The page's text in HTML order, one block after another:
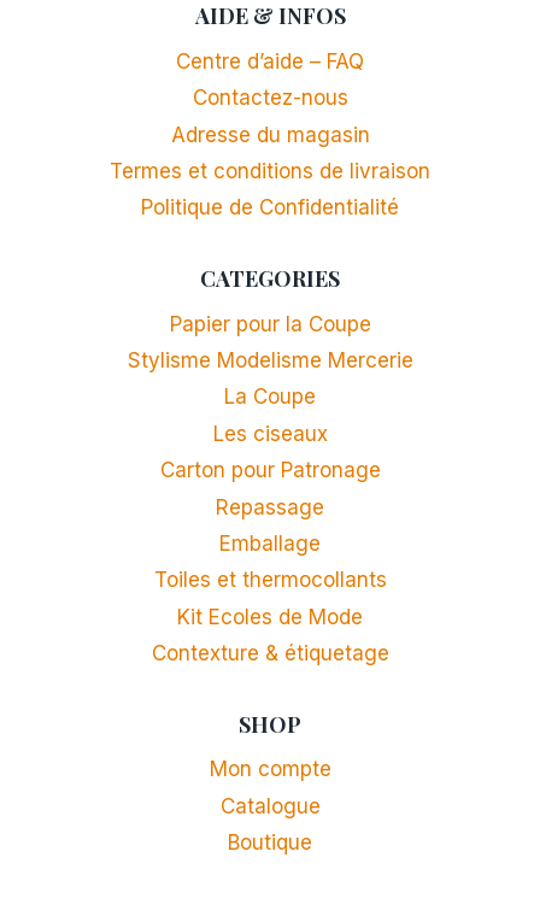
AIDE & INFOS
Centre d’aide – FAQ
Contactez-nous
Adresse du magasin
Termes et conditions de livraison
Politique de Confidentialité
CATEGORIES
Papier pour la Coupe
Stylisme Modelisme Mercerie
La Coupe
Les ciseaux
Carton pour Patronage
Repassage
Emballage
Toiles et thermocollants
Kit Ecoles de Mode
Contexture & étiquetage
SHOP
Mon compte
Catalogue
Boutique